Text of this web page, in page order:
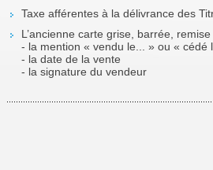
Taxe afférentes à la délivrance des
L’ancienne carte grise, barrée,
- la mention « vendu le... » ou «
- la date de la vente
- la signature du vendeur